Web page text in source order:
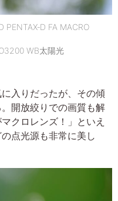
FA MACRO
WB太陽光
入りだったが、その傾
開放絞りでの画質も解
クロレンズ！」といえ
点光源も非常に美し